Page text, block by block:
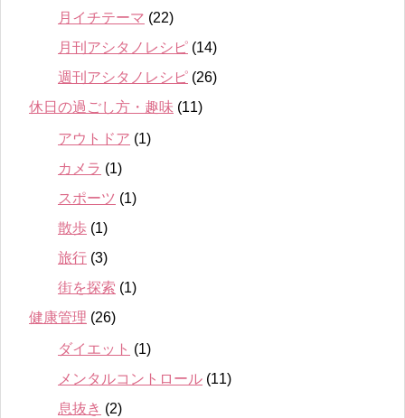
月イチテーマ (22)
月刊アシタノレシピ (14)
週刊アシタノレシピ (26)
休日の過ごし方・趣味 (11)
アウトドア (1)
カメラ (1)
スポーツ (1)
散歩 (1)
旅行 (3)
街を探索 (1)
健康管理 (26)
ダイエット (1)
メンタルコントロール (11)
息抜き (2)